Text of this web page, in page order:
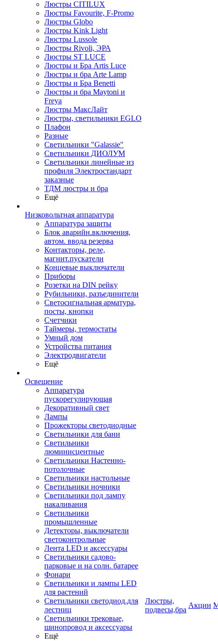
Люстры CITILUX
Люстры Favourite, F-Promo
Люстры Globo
Люстры Kink Light
Люстры Lussole
Люстры Rivoli, ЭРА
Люстры ST LUCE
Люстры и Бра Artis Luce
Люстры и бра Arte Lamp
Люстры и Бра Benetti
Люстры и бра Maytoni и
Freya
Люстры МаксЛайт
Люстры, светильники EGLO
Плафон
Разные
Светильники "Galassie"
Светильники ДИОЛУМ
Светильники линейные из
профиля Электростандарт
заказные
ТДМ люстры и бра
Ещё
Низковольтная аппаратура
Аппаратура защиты
Блок аварийн.включения,
автом. ввода резерва
Контакторы, реле,
магнит.пускатели
Концевые выключатели
Приборы
Розетки на DIN рейку
Рубильники, разъединители
Светосигнальная арматура,
посты, кнопки
Счетчики
Таймеры, термостаты
Умный дом
Устройства питания
Электродвигатели
Ещё
Освещение
Аппаратура
пускорегулирующая
Декоративный свет
Лампы
Прожекторы светодиодные
Светильники для бани
Светильники
люминисцентные
Светильники Настенно-
потолочные
Светильники настольные
Светильники ночники
Светильники под лампу
накаливания
Светильники
промышленные
Детекторы, выключатели
светоконтрольные
Лента LED и аксессуары
Светильники садово-
парковые и на солн. батарее
Фонари
Светильники и лампы LED
для растений
Светильники светодиод.для
лестниц
Светильники трековые,
шинопровод и аксессуары
Ещё
Люстры,
подвесы,бра
Акции